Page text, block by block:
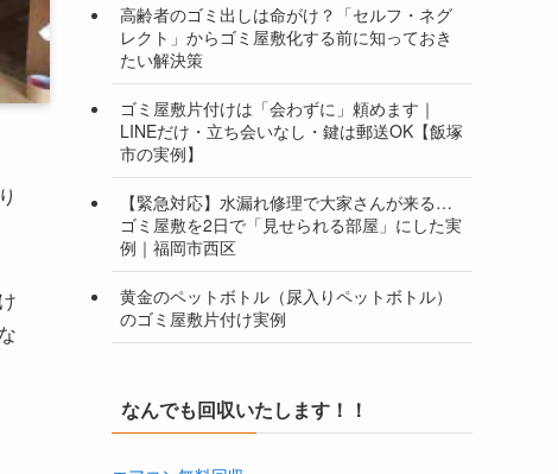
な
高齢者のゴミ出しは命がけ？「セルフ・ネグ
レクト」からゴミ屋敷化する前に知っておき
たい解決策
ゴミ屋敷片付けは「会わずに」頼めます｜
LINEだけ・立ち会いなし・鍵は郵送OK【飯塚
市の実例】
【緊急対応】水漏れ修理で大家さんが来る…
ゴミ屋敷を2日で「見せられる部屋」にした実
例｜福岡市西区
黄金のペットボトル（尿入りペットボトル）
のゴミ屋敷片付け実例
なんでも回収いたします！！